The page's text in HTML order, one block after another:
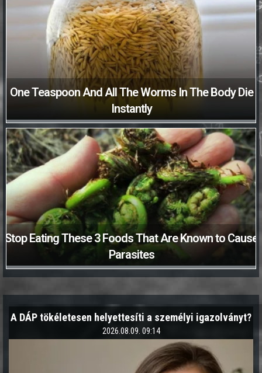
One Teaspoon And All The Worms In The Body Die
Instantly
Stop Eating These 3 Foods That Are Known to Cause
Parasites
A DÁP tökéletesen helyettesíti a személyi igazolványt?
2026.08.09. 09:14